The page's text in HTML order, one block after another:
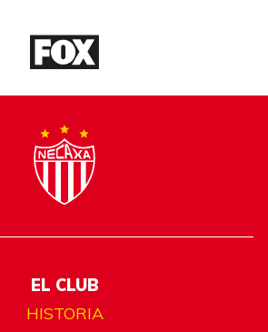
EL CLUB
HISTORIA